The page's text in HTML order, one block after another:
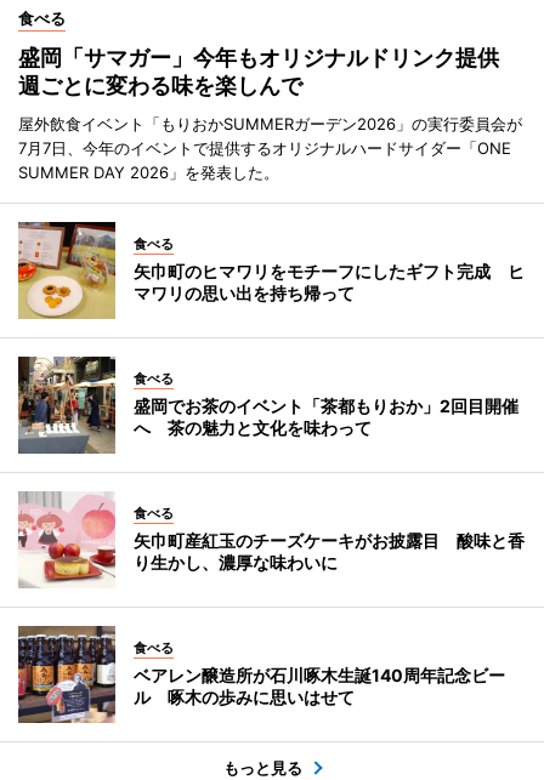
食べる
盛岡「サマガー」今年もオリジナルドリンク提供
週ごとに変わる味を楽しんで
屋外飲食イベント「もりおかSUMMERガーデン2026」の実行委員会が
7月7日、今年のイベントで提供するオリジナルハードサイダー「ONE
SUMMER DAY 2026」を発表した。
食べる
矢巾町のヒマワリをモチーフにしたギフト完成 ヒ
マワリの思い出を持ち帰って
食べる
盛岡でお茶のイベント「茶都もりおか」2回目開催
へ 茶の魅力と文化を味わって
食べる
矢巾町産紅玉のチーズケーキがお披露目 酸味と香
り生かし、濃厚な味わいに
食べる
ベアレン醸造所が石川啄木生誕140周年記念ビー
ル 啄木の歩みに思いはせて
もっと見る